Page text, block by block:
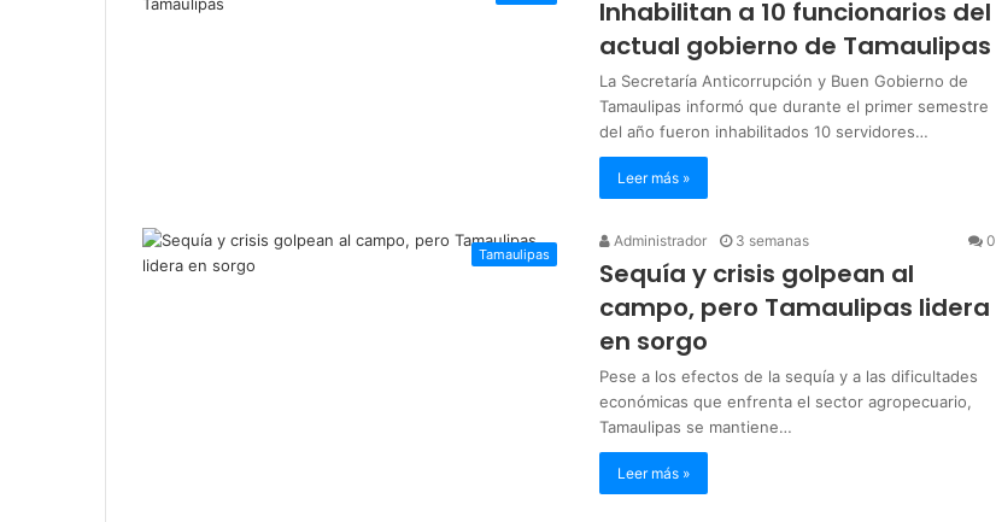
Inhabilitan a 10 funcionarios del
actual gobierno de Tamaulipas
La Secretaría Anticorrupción y Buen Gobierno de
Tamaulipas informó que durante el primer semestre
del año fueron inhabilitados 10 servidores…
Leer más »
Tamaulipas
Administrador 3 semanas 0
Sequía y crisis golpean al
campo, pero Tamaulipas lidera
en sorgo
Pese a los efectos de la sequía y a las dificultades
económicas que enfrenta el sector agropecuario,
Tamaulipas se mantiene…
Leer más »